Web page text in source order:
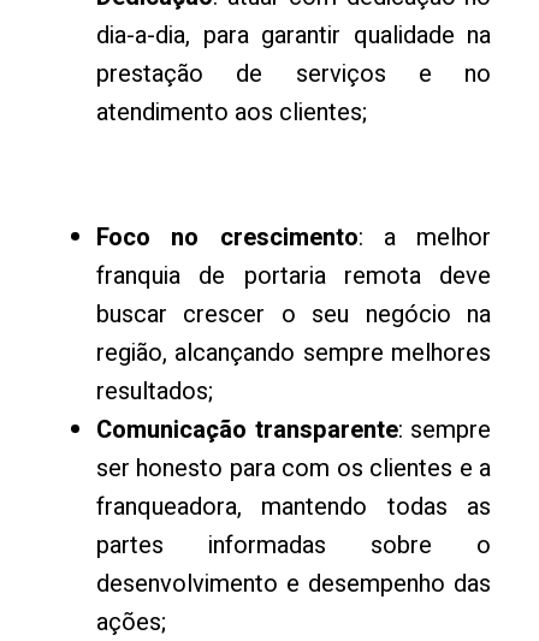
dia-a-dia, para garantir qualidade na
prestação de serviços e no
atendimento aos clientes;
Foco no crescimento: a melhor
franquia de portaria remota deve
buscar crescer o seu negócio na
região, alcançando sempre melhores
resultados;
Comunicação transparente: sempre
ser honesto para com os clientes e a
franqueadora, mantendo todas as
partes informadas sobre o
desenvolvimento e desempenho das
ações;